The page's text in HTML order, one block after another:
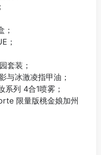
；
套装；
与冰激凌指甲油；
列 4合1喷雾；
限量版桃金娘加州